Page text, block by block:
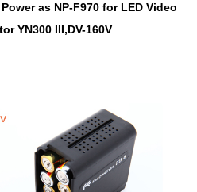
as NP-F970 for LED Video
YN300 III,DV-160V